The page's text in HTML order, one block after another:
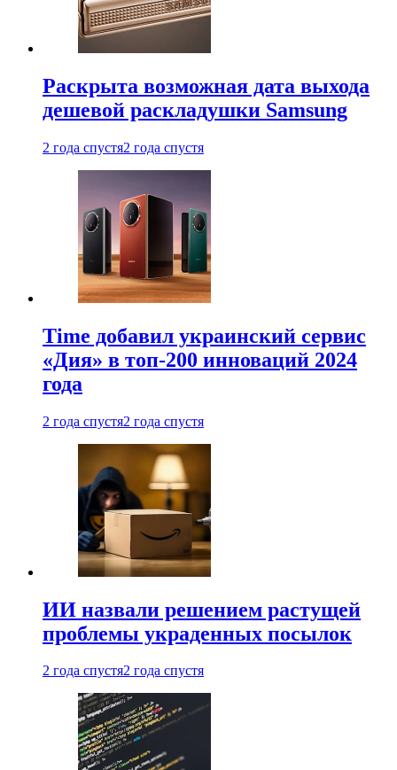
Раскрыта возможная дата выхода
дешевой раскладушки Samsung
2 года спустя2 года спустя
Time добавил украинский сервис
«Дия» в топ-200 инноваций 2024
года
2 года спустя2 года спустя
ИИ назвали решением растущей
проблемы украденных посылок
2 года спустя2 года спустя